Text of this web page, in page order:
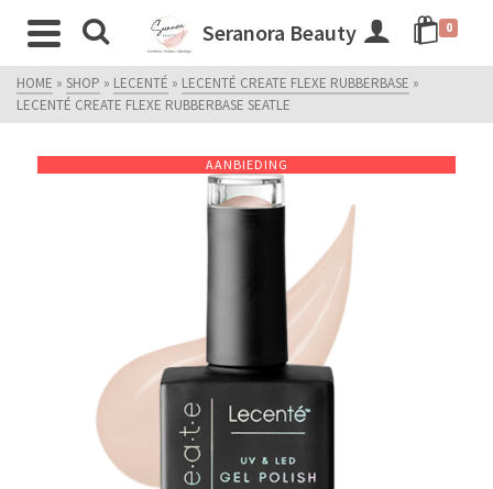
Seranora Beauty 0
HOME » SHOP » LECENTÉ » LECENTÉ CREATE FLEXE RUBBERBASE »
LECENTÉ CREATE FLEXE RUBBERBASE SEATLE
AANBIEDING